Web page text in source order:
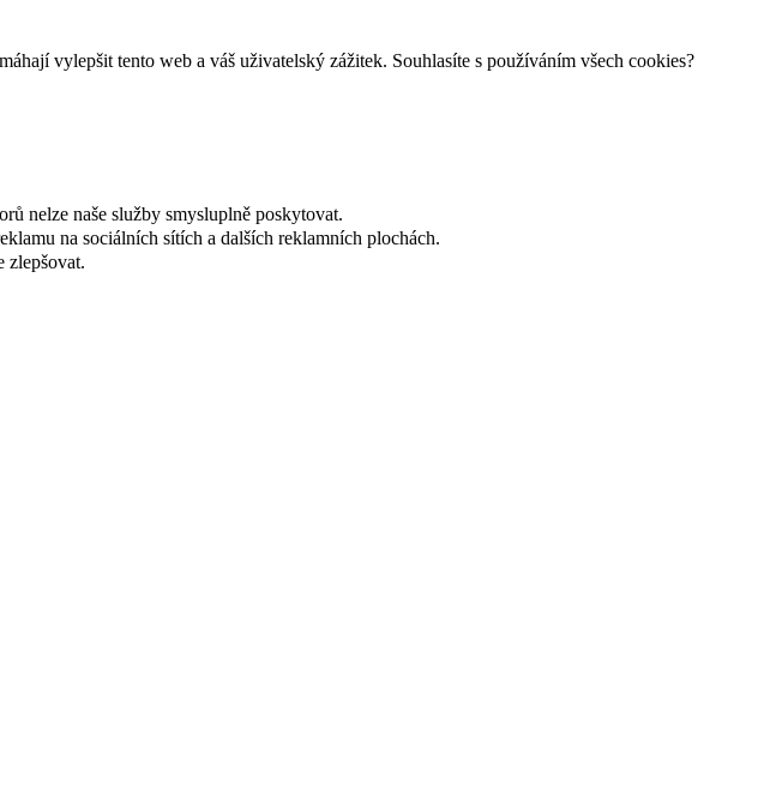
vylepšit tento web a váš uživatelský zážitek. Souhlasíte s používáním všech cookies?
nelze naše služby smysluplně poskytovat.
na sociálních sítích a dalších reklamních plochách.
zlepšovat.